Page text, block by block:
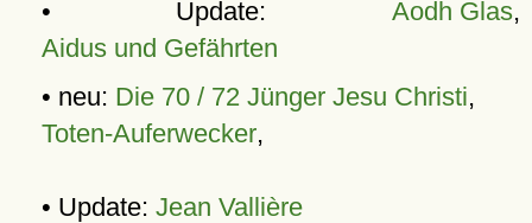
• Update: Aodh Glas,
Aidus und Gefährten
• neu: Die 70 / 72 Jünger Jesu Christi,
Toten-Auferwecker,
• Update: Jean Vallière